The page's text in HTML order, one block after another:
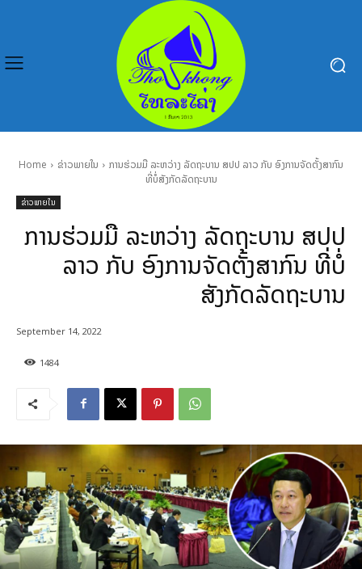
Home ຂ່າວພາຍໃນ
ການຮ່ວມມື ລະຫວ່າງ ລັດຖະບານ ສປປ ລາວ ກັບ ອົງການຈັດຕັ້ງສາກົນ
ທີ່ບໍ່ສັງກັດລັດຖະບານ
ຂ່າວພາຍໃນ
ການຮ່ວມມື ລະຫວ່າງ ລັດຖະບານ ສປປ
ລາວ ກັບ ອົງການຈັດຕັ້ງສາກົນ ທີ່ບໍ່
ສັງກັດລັດຖະບານ
1484
September 14, 2022